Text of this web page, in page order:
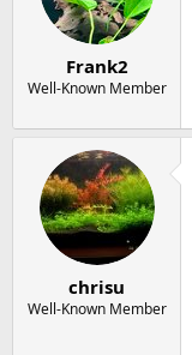
Frank2
Well-Known Member
chrisu
Well-Known Member